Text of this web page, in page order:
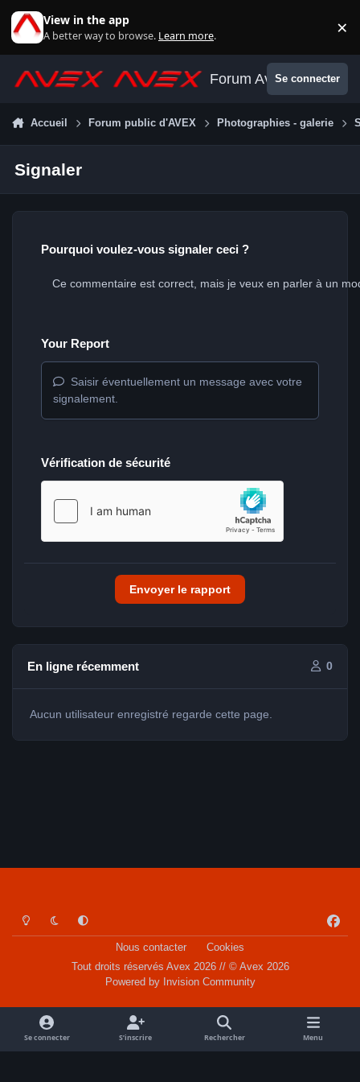
View in the app
A better way to browse. Learn more. ×
Forum AvexSe connecter
Accueil Forum public d'AVEX Photographies - galerie
Signaler
Pourquoi voulez-vous signaler ceci ?
Your Report
Saisir éventuellement un message avec votre
signalement.
Vérification de sécurité
Envoyer le rapport
En ligne récemment 0
Aucun utilisateur enregistré regarde cette page.
Light ModeDark ModeSystem Preference
a
o
k
Nous contacter
Cookies
Tout droits réservés Avex 2026 // © Avex 2026
Powered by Invision Community
Se connecter S’inscrire Rechercher Menu